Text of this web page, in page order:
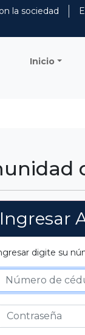
la sociedad
Inicio
Ingresar
digite su